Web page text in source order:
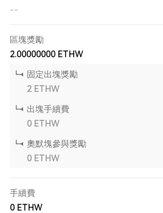
--
區塊獎勵
2.00000000 ETHW
固定出塊獎勵
2 ETHW
出塊手續費
0 ETHW
奧默塊參與獎勵
0 ETHW
手續費
0 ETHW